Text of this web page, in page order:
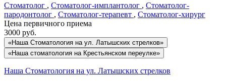
Стоматолог , Стоматолог-имплантолог , Стоматолог-
пародонтолог , Стоматолог-терапевт , Стоматолог-хирург
Цена первичного приема
3000 руб.
«Наша Стоматология на ул. Латышских стрелков»
«Наша стоматология на Крестьянском переулке»
Наша Стоматология на ул. Латышских стрелков